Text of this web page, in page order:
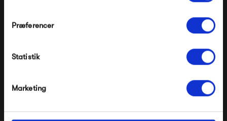
Præferencer
Statistik
Marketing
Bongusta Naram
*Ved at tilmelde dig accepterer du at modtage e-